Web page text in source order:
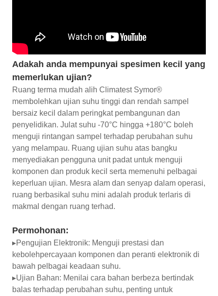
Adakah anda mempunyai spesimen kecil yang
memerlukan ujian?
Ruang terma mudah alih Climatest Symor®
membolehkan ujian suhu tinggi dan rendah sampel
bersaiz kecil dalam peringkat pembangunan dan
penyelidikan. Julat suhu -70°C hingga +180°C boleh
menguji rintangan sampel terhadap perubahan suhu
yang melampau. Ruang ujian suhu atas bangku
menyediakan pengguna unit padat untuk menguji
komponen dan produk kecil serta memenuhi pelbagai
keperluan ujian. Mesra alam dan senyap dalam operasi,
ruang berbasikal suhu mini adalah produk terlaris di
makmal dengan ruang terhad.
Permohonan:
▸Pengujian Elektronik: Menguji prestasi dan
kebolehpercayaan komponen dan peranti elektronik di
bawah pelbagai keadaan suhu.
▸Ujian Bahan: Menilai cara bahan berbeza bertindak
balas terhadap perubahan suhu, penting untuk